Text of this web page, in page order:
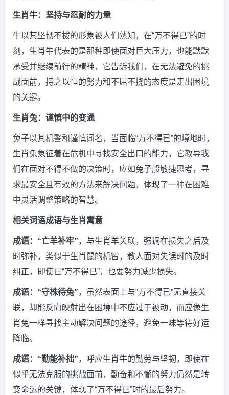
生肖牛：坚持与忍耐的力量
牛以其坚韧不拔的形象被人们熟知，在“万不得已”的时
刻，生肖牛代表的是那种即使面对巨大压力，也能默默
承受并继续前行的精神，它告诉我们，在无法避免的挑
战面前，持之以恒的努力和不屈不挠的态度是走出困境
的关键。
生肖兔：谨慎中的变通
兔子以其机警和谨慎闻名，当面临“万不得已”的境地时，
生肖兔象征着在危机中寻找安全出口的能力，它教导我
们在面对不得不做的决策时，应如兔子般敏捷思考，寻
求最安全且有效的方法来解决问题，体现了一种在困难
中灵活调整策略的智慧。
相关词语成语与生肖寓意
成语：“亡羊补牢”，与生肖羊关联，强调在损失之后及
时弥补，类似于生肖鼠的机智，教人面对失误时的及时
纠正，即使已“万不得已”，也要努力减少损失。
成语：“守株待兔”，虽然表面上与“万不得已”无直接关
联，却能反向映射出在困境中不应过于被动，而应像生
肖兔一样寻找主动解决问题的途径，避免一味等待好运
降临。
成语：“勤能补拙”，呼应生肖牛的勤劳与坚韧，即使在
似乎无法克服的挑战面前，勤奋和不懈的努力仍然是转
变命运的关键，体现了“万不得已”时的最后努力。